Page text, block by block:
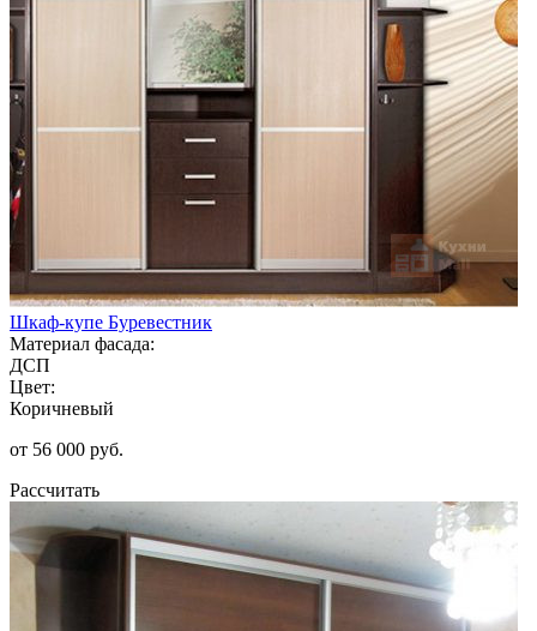
Шкаф-купе Буревестник
Материал фасада:
ДСП
Цвет:
Коричневый
от 56 000 руб.
Рассчитать